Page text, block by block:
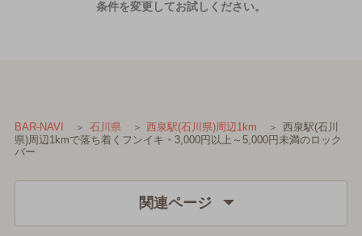
条件を変更してお試しください。
BAR-NAVI 石川県 西泉駅(石川県)周辺1km
西泉駅(石川
県)周辺1kmで落ち着くフンイキ・3,000円以上～5,000円未満のロック
バー
関連ページ